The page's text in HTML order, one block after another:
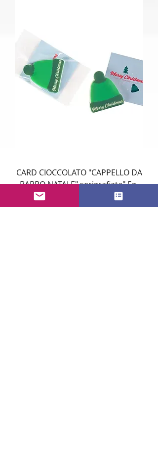
CARD CIOCCOLATO "CAPPELLO DA
BABBO NATALE" serigrafiata" 5g.